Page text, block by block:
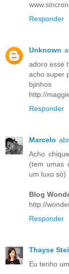
Responder
Unknown
adoro esse
acho super
bjinhos
http://
Responder
Marcelo
Acho
(tem umas
um luxo só)
Blog
http://
Responder
Thayse
Eu tenho